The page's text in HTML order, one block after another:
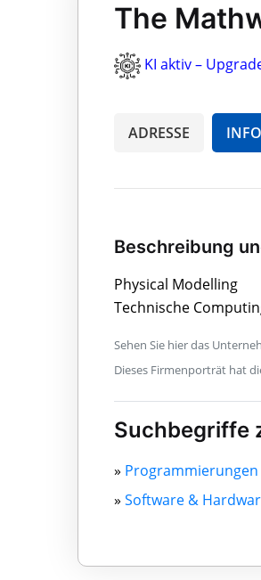
The
KI aktiv –
ADRESSE INFO
Beschreibung
Physical Modelling
Technische
Sehen Sie hier das
Dieses Firmenporträt hat
Suchbegriffe
» Programmierungen
» Software &